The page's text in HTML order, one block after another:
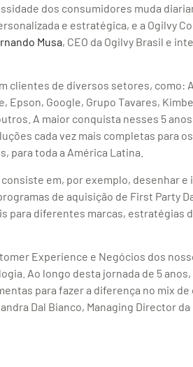
dos consumidores muda
e estratégica, e a Ogilvy
Musa, CEO da Ogilvy Brasil e
clientes de diversos setores, como:
Epson, Google, Grupo Tavares,
A maior conquista nesses 5
cada vez mais completas para
para toda a América Latina.
em, por exemplo, desenhar
de aquisição de First Party
para diferentes marcas, estratégias
Experience e Negócios dos
Ao longo desta jornada de 5
para fazer a diferença no mix de
Dal Bianco, Managing Director da